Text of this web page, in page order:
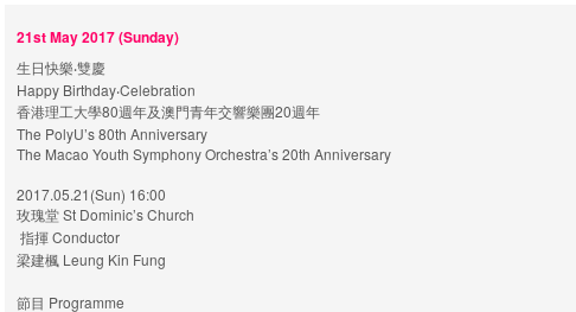
21st May 2017 (Sunday)
生日快樂‧雙慶
Happy Birthday‧Celebration
香港理工大學80週年及澳門青年交響樂團20週年
The PolyU’s 80th Anniversary
The Macao Youth Symphony Orchestra’s 20th Anniversary
2017.05.21(Sun) 16:00
玫瑰堂 St Dominic’s Church
指揮 Conductor
梁建楓 Leung Kin Fung
節目 Programme